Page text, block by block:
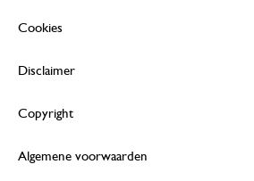
Cookies
Disclaimer
Copyright
Algemene voorwaarden